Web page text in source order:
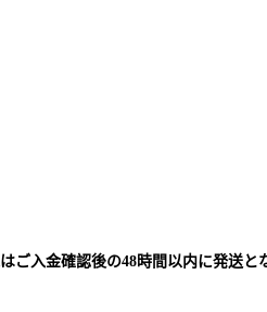
入金確認後の48時間以内に発送と